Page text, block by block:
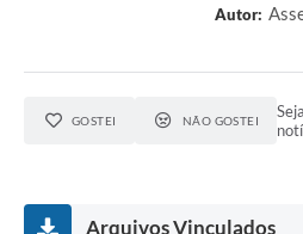
Autor:
GOSTEI NÃO GOSTEI
Arquivos Vinculados